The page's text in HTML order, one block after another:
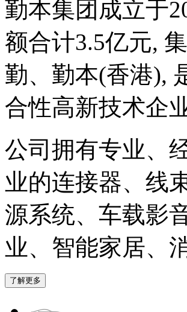
勤本集团成立于
额合计3.5亿元,
勤、勤本(香港),
合性高新技术企
公司拥有专业、
业的连接器、线
源系统、车载影
业、智能家居、
了解更多